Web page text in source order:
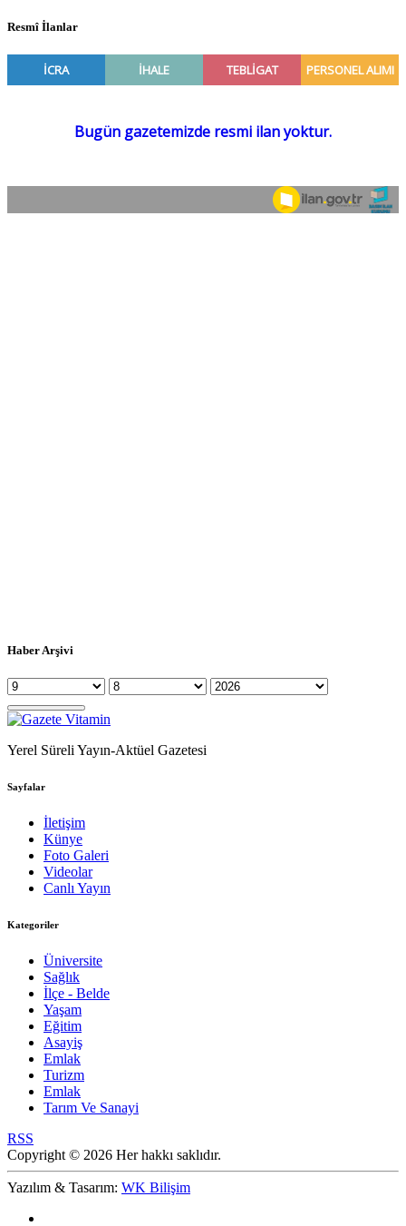
Resmî İlanlar
Haber Arşivi
Yerel Süreli Yayın-Aktüel Gazetesi
Sayfalar
İletişim
Künye
Foto Galeri
Videolar
Canlı Yayın
Kategoriler
Üniversite
Sağlık
İlçe - Belde
Yaşam
Eğitim
Asayiş
Emlak
Turizm
Emlak
Tarım Ve Sanayi
RSS
Copyright © 2026 Her hakkı saklıdır.
Yazılım & Tasarım: WK Bilişim